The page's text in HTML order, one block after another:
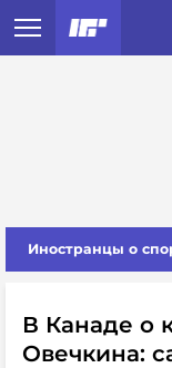
Иностранцы о
В Канаде о
Овечкина: